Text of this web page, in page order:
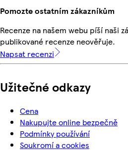
Pomozte ostatním zákazníkům
Recenze na našem webu píší naši
publikované recenze neověřuje.
Napsat recenzi
Užitečné odkazy
Cena
Nakupujte online bezpečně
Podmínky používání
Soukromí a cookies